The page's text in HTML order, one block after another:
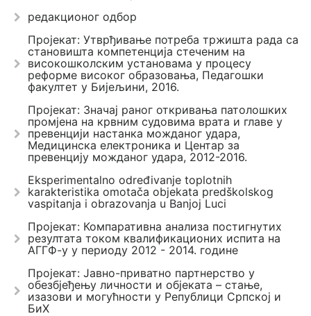
редакционог одбор
Пројекат: Утврђивање потреба тржишта рада са
становишта компетенција стеченим на
високошколским установама у процесу
реформе високог образовања, Педагошки
факултет у Бијељини, 2016.
Пројекат: Значај раног откривања патолошких
промјена на крвним судовима врата и главе у
превенцији настанка можданог удара,
Медицинска електроника и Центар за
превенцију можданог удара, 2012-2016.
Eksperimentalno određivanje toplotnih
karakteristika omotača objekata predškolskog
vaspitanja i obrazovanja u Banjoj Luci
Пројекат: Компаративна анализа постигнутих
резултата током квалификационих испита на
АГГФ-у у периоду 2012 - 2014. године
Пројекат: Јавно-приватно партнерство у
обезбјеђењу личности и објеката – стање,
изазови и могућности у Републици Српској и
БиХ